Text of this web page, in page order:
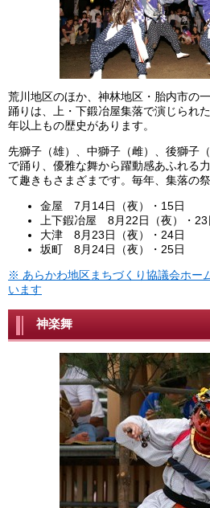
荒川地区のほか、神林地区・胎内市の
踊りは、上・下鍛冶屋集落で演じられ
年以上もの歴史があります。
先獅子（雄）、中獅子（雌）、後獅子
で踊り、優雅な舞から躍動感あふれる
て趣きもさまざまです。毎年、集落の
金屋 7月14日（夜）・15日
上下鍜冶屋 8月22日（夜）・23
大津 8月23日（夜）・24日
坂町 8月24日（夜）・25日
※ あらかわ地区まちづくり協議会ホー
います
神楽舞